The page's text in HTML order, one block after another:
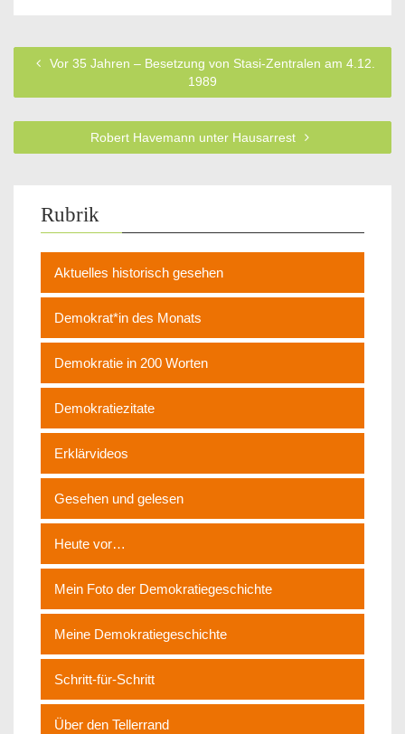
Vor 35 Jahren – Besetzung von Stasi-Zentralen am 4.12.
1989
Robert Havemann unter Hausarrest
Rubrik
Aktuelles historisch gesehen
Demokrat*in des Monats
Demokratie in 200 Worten
Demokratiezitate
Erklärvideos
Gesehen und gelesen
Heute vor…
Mein Foto der Demokratiegeschichte
Meine Demokratiegeschichte
Schritt-für-Schritt
Über den Tellerrand